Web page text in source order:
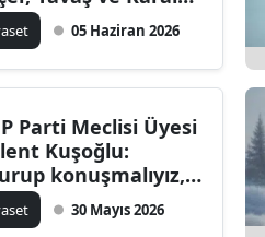
05 Haziran 2026
Parti Meclisi Üyesi
Kuşoğlu:
konuşmalıyız,
ayrışıyoruz?
30 Mayıs 2026